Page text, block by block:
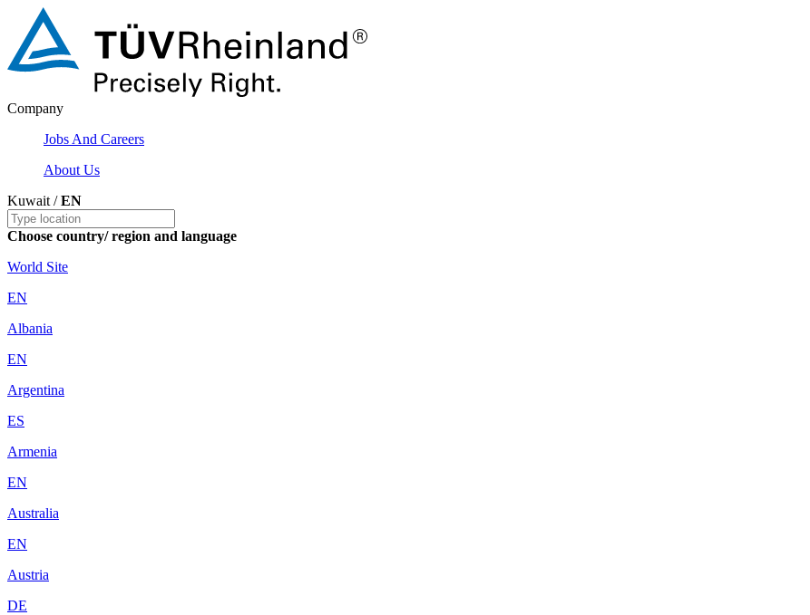
Company
Jobs And Careers
About Us
Kuwait /EN
Choose country/ region and language
World Site
EN
Albania
EN
Argentina
ES
Armenia
EN
Australia
EN
Austria
DE